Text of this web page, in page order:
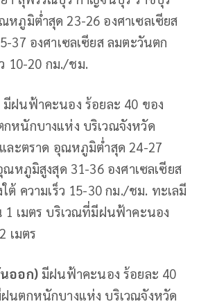
ภูมิต่ำสุด 23-26 องศาเซลเซียส
37 องศาเซลเซียส ลมตะวันตก
10-20 กม./ชม.
มีฝนฟ้าคะนอง ร้อยละ 40 ของ
หนักบางแห่ง บริเวณจังหวัด
ละตราด อุณหภูมิต่ำสุด 24-27
ณหภูมิสูงสุด 31-36 องศาเซลเซียส
ต้ ความเร็ว 15-30 กม./ชม. ทะเลมี
เมตร บริเวณที่มีฝนฟ้าคะนอง
เมตร
ออก)มีฝนฟ้าคะนอง ร้อยละ 40
นตกหนักบางแห่ง บริเวณจังหวัด